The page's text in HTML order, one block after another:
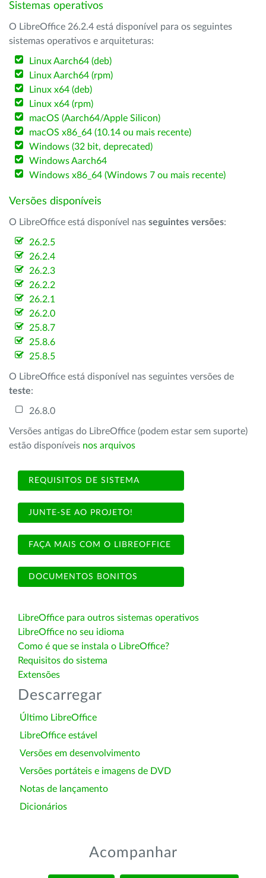
Sistemas operativos
O LibreOffice 26.2.4 está disponível para os seguintes
sistemas operativos e arquiteturas:
Linux Aarch64 (deb)
Linux Aarch64 (rpm)
Linux x64 (deb)
Linux x64 (rpm)
macOS (Aarch64/Apple Silicon)
macOS x86_64 (10.14 ou mais recente)
Windows (32 bit, deprecated)
Windows Aarch64
Windows x86_64 (Windows 7 ou mais recente)
Versões disponíveis
O LibreOffice está disponível nas seguintes versões:
26.2.5
26.2.4
26.2.3
26.2.2
26.2.1
26.2.0
25.8.7
25.8.6
25.8.5
O LibreOffice está disponível nas seguintes versões de
teste:
26.8.0
Versões antigas do LibreOffice (podem estar sem suporte)
estão disponíveis nos arquivos
REQUISITOS DE SISTEMA
JUNTE-SE AO PROJETO!
FAÇA MAIS COM O LIBREOFFICE
DOCUMENTOS BONITOS
LibreOffice para outros sistemas operativos
LibreOffice no seu idioma
Como é que se instala o LibreOffice?
Requisitos do sistema
Extensões
Descarregar
Último LibreOffice
LibreOffice estável
Versões em desenvolvimento
Versões portáteis e imagens de DVD
Notas de lançamento
Dicionários
Acompanhar